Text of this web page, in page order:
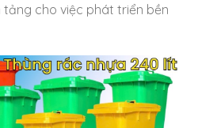
cho việc phát triển bền